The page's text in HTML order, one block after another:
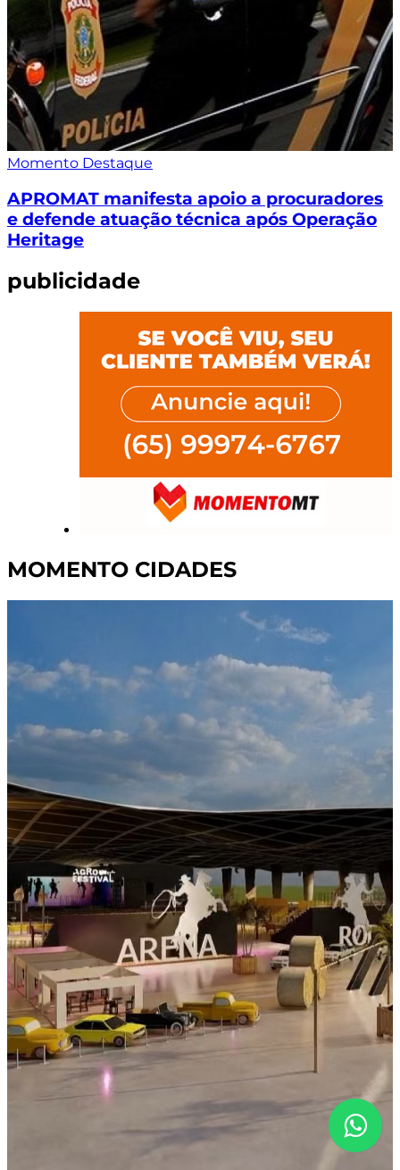
Momento Destaque
APROMAT manifesta apoio a procuradores
e defende atuação técnica após Operação
Heritage
publicidade
MOMENTO CIDADES